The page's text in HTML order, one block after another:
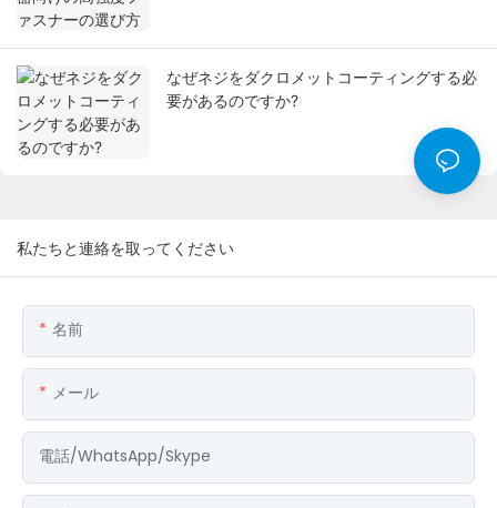
なぜネジをダクロメットコーティングする必
要があるのですか?
私たちと連絡を取ってください
名前
メール
電話/WhatsApp/Skype